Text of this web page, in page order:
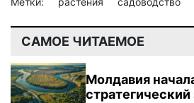
САМОЕ ЧИТАЕМОЕ
Молдавия